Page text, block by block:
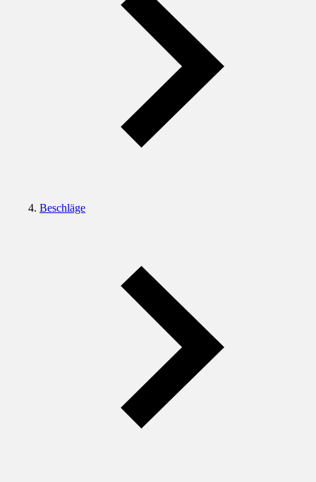
Beschläge